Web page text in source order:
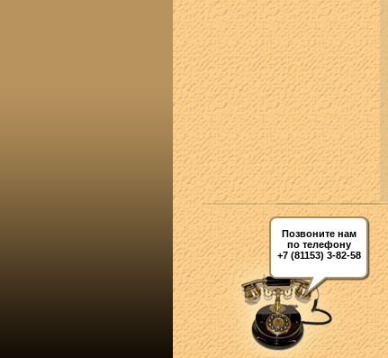
Позвоните нам
по телефону
+7 (81153) 3-82-58